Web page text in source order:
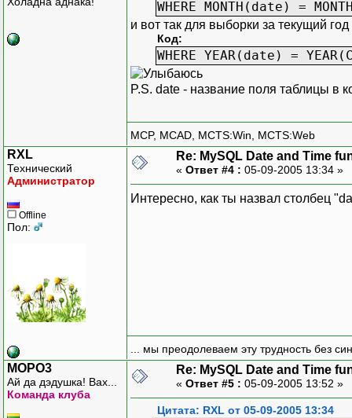
WHERE MONTH(date) =
и вот так для выборки за текущий год
Код:
WHERE YEAR(date) =
P.S. date - название поля таблицы в
MCP, MCAD, MCTS:Win, MCTS:Web
RXL
Технический
Администратор
Offline
Пол:
Re: MySQL Date and Time
« Ответ #4 : 05-09-2005 13:34 »
Интересно, как ты назвал столбец
... мы преодолеваем эту трудность без
MOPO3
Ай да дэдушка! Вах...
Команда клуба
Re: MySQL Date and Time
« Ответ #5 : 05-09-2005 13:52 »
Цитата: RXL от 05-09-2005 13:34